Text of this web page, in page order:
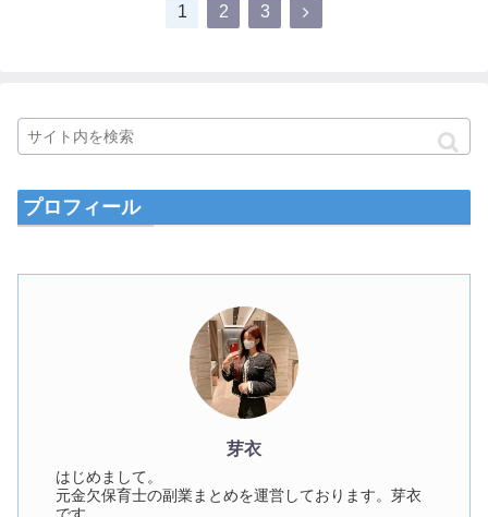
1 2 3
プロフィール
芽衣
はじめまして。
元金欠保育士の副業まとめを運営しております。芽衣